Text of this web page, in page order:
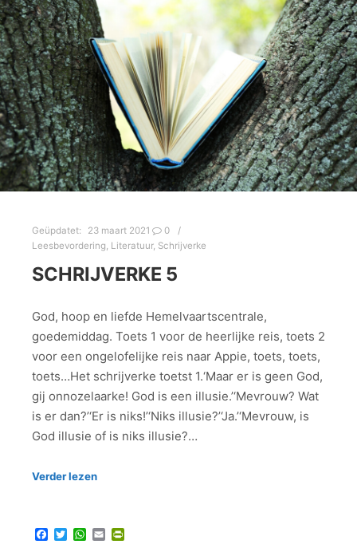
Geüpdatet: 23 maart 2021
0
Leesbevordering Literatuur, Schrijverke
SCHRIJVERKE 5
God, hoop en liefde Hemelvaartscentrale,
goedemiddag. Toets 1 voor de heerlijke reis, toets 2
voor een ongelofelijke reis naar Appie, toets, toets,
toets…Het schrijverke toetst 1.‘Maar er is geen God,
gij onnozelaarke! God is een illusie.’‘Mevrouw? Wat
is er dan?’‘Er is niks!’‘Niks illusie?’‘Ja.’‘Mevrouw, is
God illusie of is niks illusie?…
Verder lezen
Facebook
TwitterWhatsApp
Email